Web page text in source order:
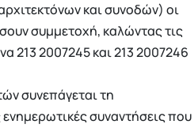
και συνοδών) οι
συμμετοχή, καλώντας τις
213 2007245 και 213 2007246
συνεπάγεται τη
συναντήσεις που